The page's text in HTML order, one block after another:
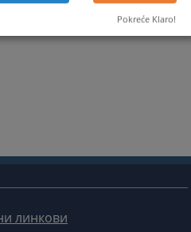
линкови
Pokreće Klaro!